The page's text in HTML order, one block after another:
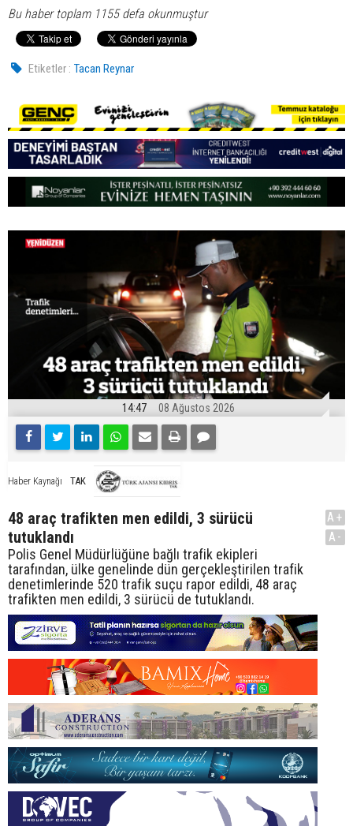
Bu haber toplam 1155 defa okunmuştur
Etiketler : Tacan Reynar
14:47 08 Ağustos 2026
Haber Kaynağı TAK
48 araç trafikten men edildi, 3 sürücü
tutuklandı
Polis Genel Müdürlüğüne bağlı trafik ekipleri
tarafından, ülke genelinde dün gerçekleştirilen trafik
denetimlerinde 520 trafik suçu rapor edildi, 48 araç
trafikten men edildi, 3 sürücü de tutuklandı.
A+
A-